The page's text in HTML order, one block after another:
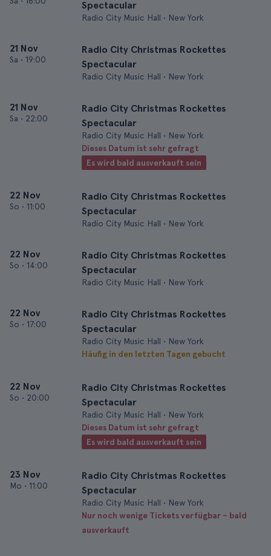
Spectacular
Radio City Music Hall • New York
21 Nov
Sa • 19:00
Radio City Christmas Rockettes
Spectacular
Radio City Music Hall • New York
21 Nov
Sa • 22:00
Radio City Christmas Rockettes
Spectacular
Radio City Music Hall • New York
Dieses Datum ist sehr gefragt
Es wird bald ausverkauft sein
22 Nov
So • 11:00
Radio City Christmas Rockettes
Spectacular
Radio City Music Hall • New York
22 Nov
So • 14:00
Radio City Christmas Rockettes
Spectacular
Radio City Music Hall • New York
22 Nov
So • 17:00
Radio City Christmas Rockettes
Spectacular
Radio City Music Hall • New York
Häufig in den letzten Tagen gebucht
22 Nov
So • 20:00
Radio City Christmas Rockettes
Spectacular
Radio City Music Hall • New York
Dieses Datum ist sehr gefragt
Es wird bald ausverkauft sein
23 Nov
Mo • 11:00
Radio City Christmas Rockettes
Spectacular
Radio City Music Hall • New York
Nur noch wenige Tickets verfügbar – bald
ausverkauft